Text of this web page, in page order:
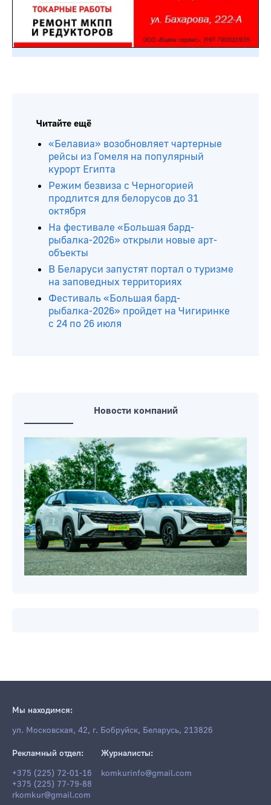
Читайте ещё
«Белавиа» возобновляет чартерные
рейсы из Гомеля на популярный
курорт Египта
Режим безвиза с Черногорией
продлится для белорусов до 31
октября
На фестивале «Большая бард-
рыбалка-2026» открыли новые арт-
объекты
В Беларуси запустят портал о туризме
на заповедных территориях
Фестиваль «Большая бард-
рыбалка-2026» пройдет на Чигиринке
с 24 по 26 июля
Новости компаний
Мы находимся:
ул. Московская, 42, г. Бобруйск, Беларусь, 213826
Рекламный отдел:
+375 (225) 72-01-16
+375 (225) 77-79-88
rkomkur@gmail.com
Журналисты:
komkurinfo@gmail.com